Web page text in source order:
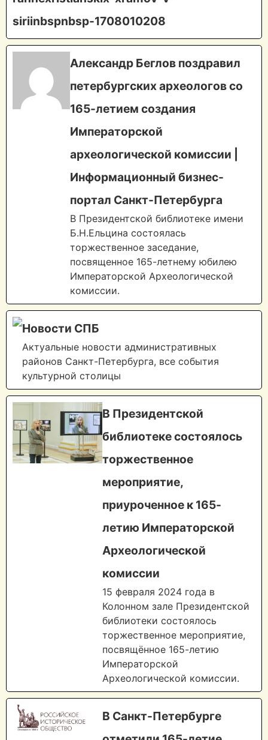
siriinbspnbsp-1708010208
Александр Беглов поздравил
петербургских археологов со
165-летием создания
Императорской
археологической комиссии |
Информационный бизнес-
портал Санкт-Петербурга
В Президентской библиотеке имени
Б.Н.Ельцина состоялась
торжественное заседание,
посвященное 165-летнему юбилею
Императорской Археологической
комиссии.
Новости СПБ
Актуальные новости административных
районов Санкт-Петербурга, все события
культурной столицы
В Президентской
библиотеке состоялось
торжественное
мероприятие,
приуроченное к 165-
летию Императорской
Археологической
комиссии
15 февраля 2024 года в
Колонном зале Президентской
библиотеки состоялось
торжественное мероприятие,
посвящённое 165-летию
Императорской
Археологической комиссии.
В Санкт-Петербурге